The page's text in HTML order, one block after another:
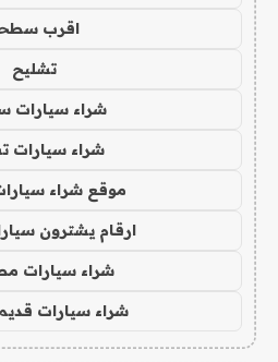
اقرب
تشليح
شراء سيارات
شراء سيارات
موقع شراء
ارقام يشترون
شراء سيارات
شراء سيارات